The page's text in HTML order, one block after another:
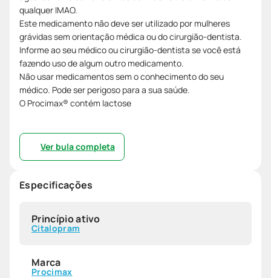
qualquer IMAO.
Este medicamento não deve ser utilizado por mulheres
grávidas sem orientação médica ou do cirurgião-dentista.
Informe ao seu médico ou cirurgião-dentista se você está
fazendo uso de algum outro medicamento.
Não usar medicamentos sem o conhecimento do seu
médico. Pode ser perigoso para a sua saúde.
O Procimax® contém lactose
Ver bula completa
Especificações
Princípio ativo
Citalopram
Marca
Procimax